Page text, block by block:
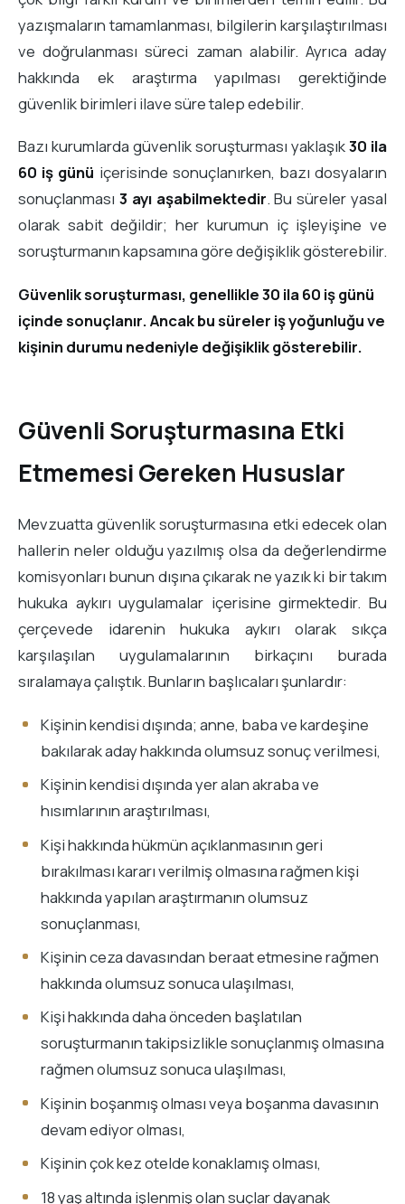
yazışmaların tamamlanması, bilgilerin karşılaştırılması
ve doğrulanması süreci zaman alabilir. Ayrıca aday
hakkında ek araştırma yapılması gerektiğinde
güvenlik birimleri ilave süre talep edebilir.
Bazı kurumlarda güvenlik soruşturması yaklaşık30 ila
60 iş günü içerisinde sonuçlanırken, bazı dosyaların
sonuçlanması 3 ayı aşabilmektedir. Bu süreler yasal
olarak sabit değildir; her kurumun iç işleyişine ve
soruşturmanın kapsamına göre değişiklik gösterebilir.
Güvenlik soruşturması, genellikle 30 ila 60 iş günü
içinde sonuçlanır. Ancak bu süreler iş yoğunluğu ve
kişinin durumu nedeniyle değişiklik gösterebilir.
Güvenli Soruşturmasına Etki
Etmemesi Gereken Hususlar
Mevzuatta güvenlik soruşturmasına etki edecek olan
hallerin neler olduğu yazılmış olsa da değerlendirme
komisyonları bunun dışına çıkarak ne yazık ki bir takım
hukuka aykırı uygulamalar içerisine girmektedir. Bu
çerçevede idarenin hukuka aykırı olarak sıkça
karşılaşılan uygulamalarının birkaçını burada
sıralamaya çalıştık. Bunların başlıcaları şunlardır:
Kişinin kendisi dışında; anne, baba ve kardeşine
bakılarak aday hakkında olumsuz sonuç verilmesi,
Kişinin kendisi dışında yer alan akraba ve
hısımlarının araştırılması,
Kişi hakkında hükmün açıklanmasının geri
bırakılması kararı verilmiş olmasına rağmen kişi
hakkında yapılan araştırmanın olumsuz
sonuçlanması,
Kişinin ceza davasından beraat etmesine rağmen
hakkında olumsuz sonuca ulaşılması,
Kişi hakkında daha önceden başlatılan
soruşturmanın takipsizlikle sonuçlanmış olmasına
rağmen olumsuz sonuca ulaşılması,
Kişinin boşanmış olması veya boşanma davasının
devam ediyor olması,
Kişinin çok kez otelde konaklamış olması,
18 yaş altında işlenmiş olan suçlar dayanak